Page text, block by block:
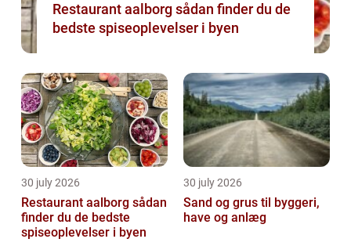
Restaurant aalborg sådan finder du de
bedste spiseoplevelser i byen
30 july 2026
Restaurant aalborg sådan
finder du de bedste
spiseoplevelser i byen
30 july 2026
Sand og grus til byggeri,
have og anlæg